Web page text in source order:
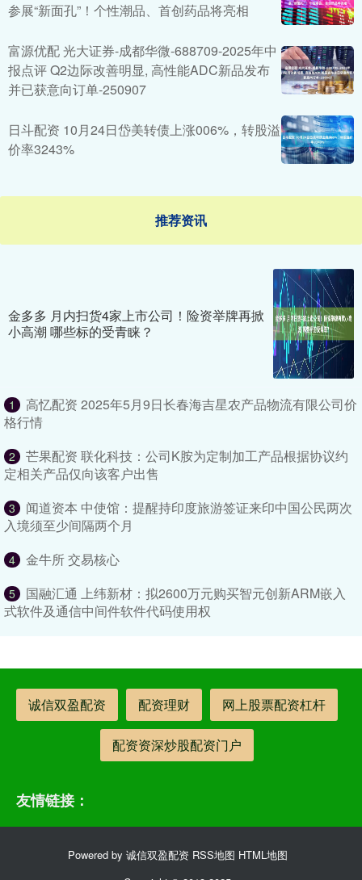
参展“新面孔”！个性潮品、首创药品将亮相
富源优配 光大证券-成都华微-688709-2025年中
报点评 Q2边际改善明显, 高性能ADC新品发布
并已获意向订单-250907
日斗配资 10月24日岱美转债上涨006%，转股溢
价率3243%
推荐资讯
金多多 月内扫货4家上市公司！险资举牌再掀
小高潮 哪些标的受青睐？
1
高忆配资 2025年5月9日长春海吉星农产品物流有限公司价
格行情
2
芒果配资 联化科技：公司K胺为定制加工产品根据协议约
定相关产品仅向该客户出售
3
闻道资本 中使馆：提醒持印度旅游签证来印中国公民两次
入境须至少间隔两个月
4 金牛所 交易核心
5
国融汇通 上纬新材：拟2600万元购买智元创新ARM嵌入
式软件及通信中间件软件代码使用权
诚信双盈配资 配资理财 网上股票配资杠杆
配资资深炒股配资门户
友情链接：
Powered by 诚信双盈配资 RSS地图 HTML地图